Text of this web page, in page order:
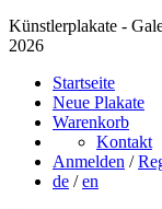
Künstlerplakate -
2026
Startseite
Neue Plakate
Warenkorb
Kontakt
Anmelden /
de /en